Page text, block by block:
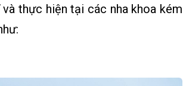
thực hiện tại các nha khoa kém